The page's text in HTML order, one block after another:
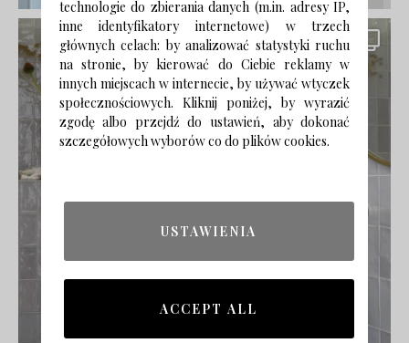
technologie do zbierania danych (m.in. adresy IP,
inne identyfikatory internetowe) w trzech
głównych celach: by analizować statystyki ruchu
na stronie, by kierować do Ciebie reklamy w
innych miejscach w internecie, by używać wtyczek
społecznościowych. Kliknij poniżej, by wyrazić
zgodę albo przejdź do ustawień, aby dokonać
szczegółowych wyborów co do plików cookies.
USTAWIENIA
ACCEPT ALL